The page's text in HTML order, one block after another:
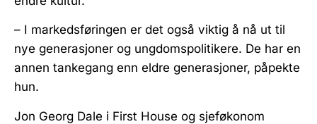
– I markedsføringen er det også viktig å nå ut til
nye generasjoner og ungdomspolitikere. De har en
annen tankegang enn eldre generasjoner, påpekte
hun.
Jon Georg Dale i First House og sjeføkonom